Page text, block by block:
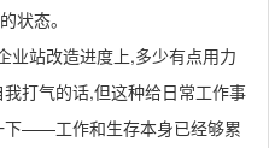
状态。
业站改造进度上,多少有点用力
打气的话,但这种给日常工作事
下——工作和生存本身已经够累